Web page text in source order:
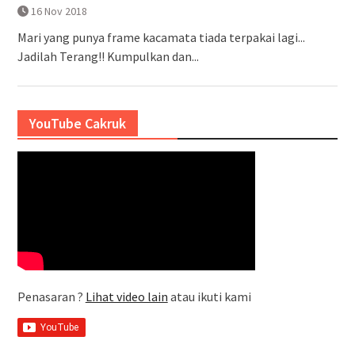
16 Nov 2018
Mari yang punya frame kacamata tiada terpakai lagi...
Jadilah Terang!! Kumpulkan dan...
YouTube Cakruk
Penasaran ? Lihat video lain atau ikuti kami